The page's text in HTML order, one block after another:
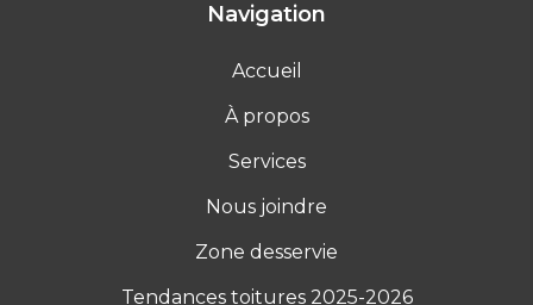
Navigation
Accueil
À propos
Services
Nous joindre
Zone desservie
Tendances toitures 2025-2026